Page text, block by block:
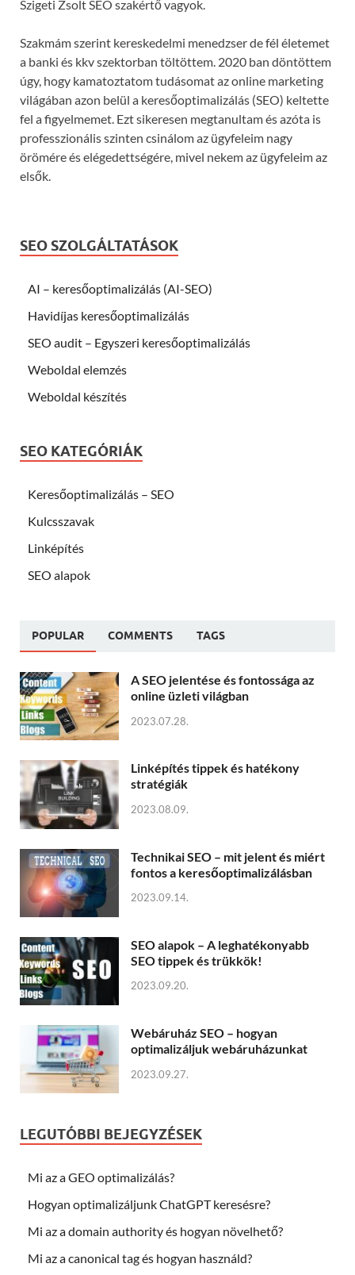
Szigeti Zsolt SEO szakértő vagyok.
Szakmám szerint kereskedelmi menedzser de fél életemet
a banki és kkv szektorban töltöttem. 2020 ban döntöttem
úgy, hogy kamatoztatom tudásomat az online marketing
világában azon belül a keresőoptimalizálás (SEO) keltette
fel a figyelmemet. Ezt sikeresen megtanultam és azóta is
professzionális szinten csinálom az ügyfeleim nagy
örömére és elégedettségére, mivel nekem az ügyfeleim az
elsők.
SEO SZOLGÁLTATÁSOK
AI – keresőoptimalizálás (AI-SEO)
Havidíjas keresőoptimalizálás
SEO audit – Egyszeri keresőoptimalizálás
Weboldal elemzés
Weboldal készítés
SEO KATEGÓRIÁK
Keresőoptimalizálás – SEO
Kulcsszavak
Linképítés
SEO alapok
POPULAR COMMENTS TAGS
A SEO jelentése és fontossága az
online üzleti világban
2023.07.28.
Linképítés tippek és hatékony
stratégiák
2023.08.09.
Technikai SEO – mit jelent és miért
fontos a keresőoptimalizálásban
2023.09.14.
SEO alapok – A leghatékonyabb
SEO tippek és trükkök!
2023.09.20.
Webáruház SEO – hogyan
optimalizáljuk webáruházunkat
2023.09.27.
LEGUTÓBBI BEJEGYZÉSEK
Mi az a GEO optimalizálás?
Hogyan optimalizáljunk ChatGPT keresésre?
Mi az a domain authority és hogyan növelhető?
Mi az a canonical tag és hogyan használd?